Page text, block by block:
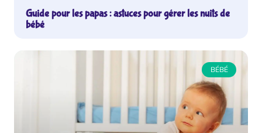
Guide pour les papas : astuces pour gérer les nuits de
bébé
BÉBÉ